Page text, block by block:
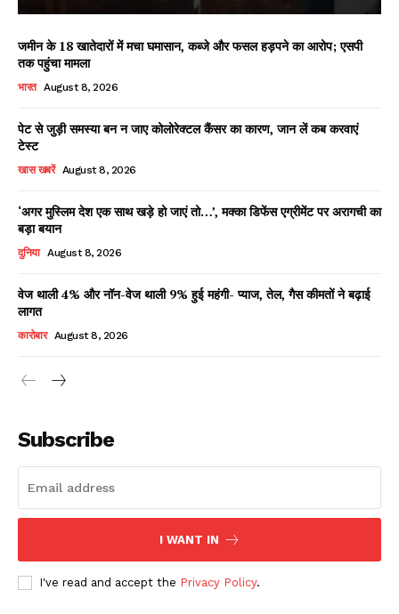
जमीन के 18 खातेदारों में मचा घमासान, कब्जे और फसल हड़पने का आरोप; एसपी
तक पहुंचा मामला
भारत August 8, 2026
पेट से जुड़ी समस्या बन न जाए कोलोरेक्टल कैंसर का कारण, जान लें कब करवाएं
टेस्ट
खास खबरें August 8, 2026
‘अगर मुस्लिम देश एक साथ खड़े हो जाएं तो…’, मक्का डिफेंस एग्रीमेंट पर अरागची का
बड़ा बयान
दुनिया August 8, 2026
वेज थाली 4% और नॉन-वेज थाली 9% हुई महंगी- प्याज, तेल, गैस कीमतों ने बढ़ाई
लागत
कारोबार August 8, 2026
Subscribe
I WANT IN
I've read and accept the Privacy Policy.